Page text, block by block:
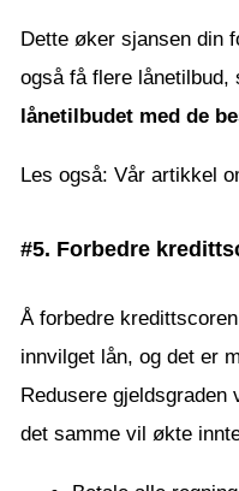
Dette øker sjansen din
også få flere
lånetilbudet med de
Les også: Vår artikkel
#5. Forbedre
Å forbedre
innvilget lån, og det er
Redusere
det samme vil økte